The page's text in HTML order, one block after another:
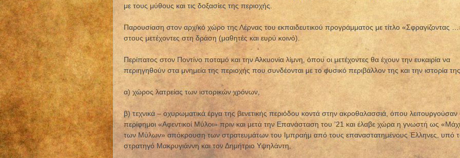
με τους μύθους και τις δοξασίες της περιοχής.
Παρουσίαση στον αρχ/κό χώρο της Λέρνας του εκπαιδευτικού προγράμματος με τίτλο «Σφραγίζοντας
στους μετέχοντες στη δράση (μαθητές και ευρύ κοινό).
Περίπατος στον Ποντίνο ποταμό και την Αλκυονία λίμνη, όπου οι μετέχοντες θα έχουν την ευκαιρία να
περιηγηθούν στα μνημεία της περιοχής που συνδέονται με το φυσικό περιβάλλον της και την ιστορία
α) χώρος λατρείας των ιστορικών χρόνων,
β) τεχνικά – οχυρωματικά έργα της βενετικής περιόδου κοντά στην ακροθαλασσιά, όπου λειτουργούσαν
περίφημοι «Αφεντικοί Μύλοι» πριν και μετά την Επανάσταση του ’21 και έλαβε χώρα η γνωστή ως
των Μύλων» απόκρουση των στρατευμάτων του Ιμπραήμ από τους επαναστατημένους Έλληνες, υπό
στρατηγό Μακρυγιάννη και τον Δημήτριο Υψηλάντη,